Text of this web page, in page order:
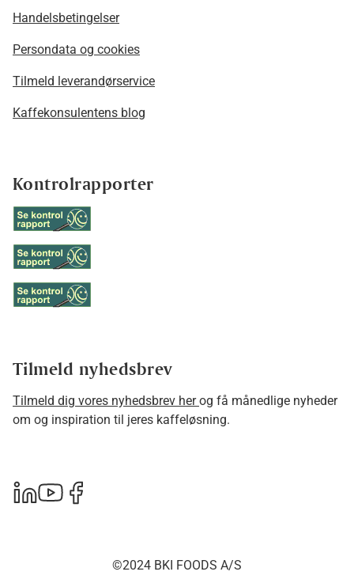
Handelsbetingelser
Persondata og cookies
Tilmeld leverandørservice
Kaffekonsulentens blog
Kontrolrapporter
Tilmeld nyhedsbrev
Tilmeld dig vores nyhedsbrev herog få månedlige nyheder
om og inspiration til jeres kaffeløsning.
©2024 BKI FOODS A/S